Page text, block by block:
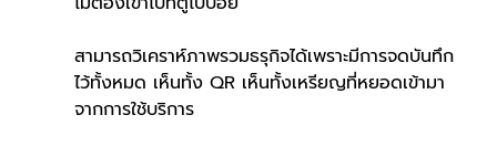
สามารถวิเคราห์ภาพรวมธรุกิจได้เพราะมีการจดบันทึก
ไว้ทั้งหมด เห็นทั้ง QR เห็นทั้งเหรียญที่หยอดเข้ามา
จากการใช้บริการ